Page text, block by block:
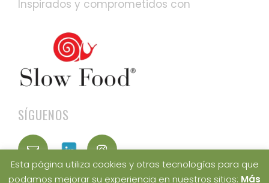
Inspirados y comprometidos con
SÍGUENOS
Esta página utiliza cookies y otras tecnologías para que
podamos mejorar su experiencia en nuestros sitios: Más